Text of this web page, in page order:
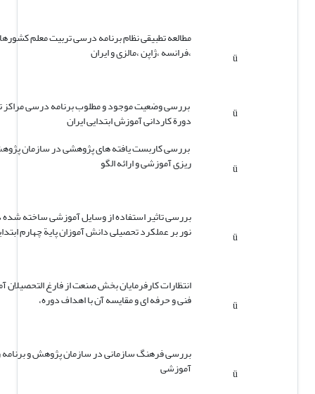
ü
مطالعه تطبیقی نظام برنامه درسی تربیت معلم
،فرانسه ،ژاپن ،مالزی و ایران
ü بررسی وضعیت موجود و مطلوب برنامه درسی مراکز
دورة کاردانی آموزش ابتدایی ایران
ü
بررسی کاربست یافته های پژوهشی در سازمان
ریزی آموزشی و ارائه الگو
ü
بررسی تاثیر استفاده از وسایل آموزشی ساخته شده
نور بر عملکرد تحصیلی دانش آموزان پایة چهارم
ü
انتظارات کارفرمایان بخش صنعت از فارغ التحصیلان
فنی و حرفه ای و مقایسه آن با اهداف دوره،
ü
بررسی فرهنگ سازمانی در سازمان پژوهش و
آموزشی